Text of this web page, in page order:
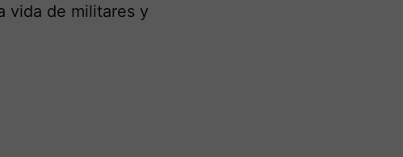
vida de militares y